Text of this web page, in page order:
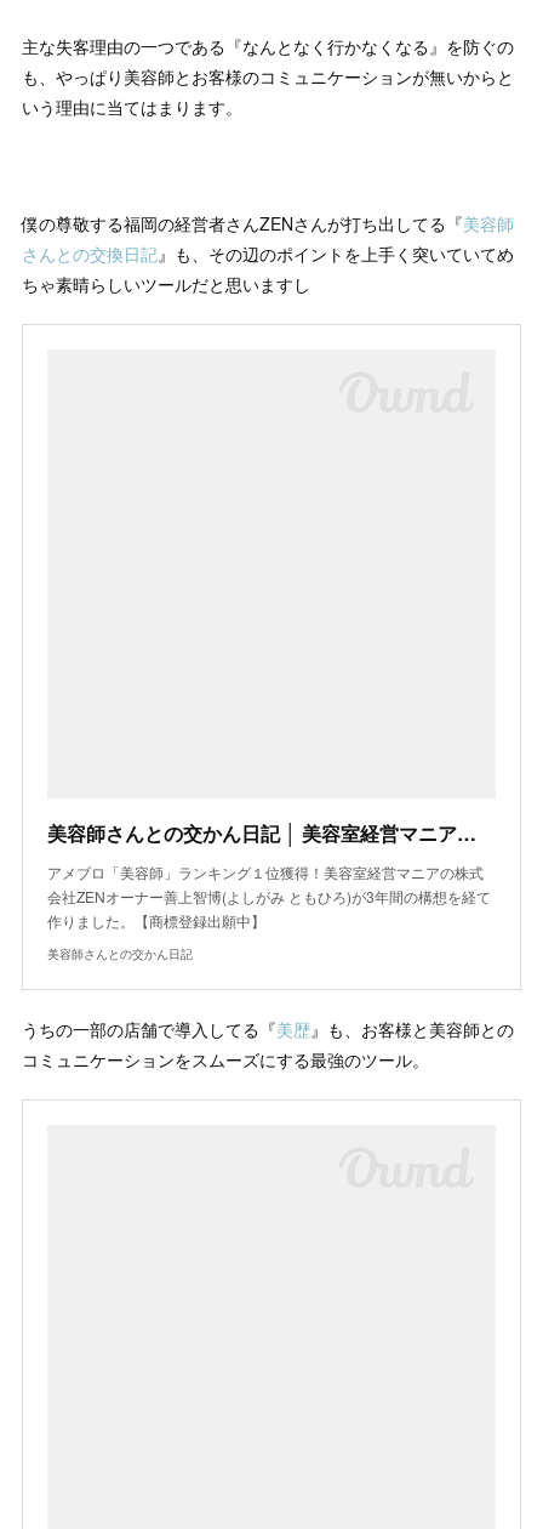
主な失客理由の一つである『なんとなく行かなくなる』を防ぐの
も、やっぱり美容師とお客様のコミュニケーションが無いからと
いう理由に当てはまります。
僕の尊敬する福岡の経営者さんZENさんが打ち出してる『美容師
さんとの交換日記』も、その辺のポイントを上手く突いていてめ
ちゃ素晴らしいツールだと思いますし
美容師さんとの交かん日記 │ 美容室経営マニアの株式会社ZENオーナーが3年間の構想を経て作りました。
アメブロ「美容師」ランキング１位獲得！美容室経営マニアの株式
会社ZENオーナー善上智博(よしがみ ともひろ)が3年間の構想を経て
作りました。【商標登録出願中】
美容師さんとの交かん日記
うちの一部の店舗で導入してる『美歴』も、お客様と美容師との
コミュニケーションをスムーズにする最強のツール。